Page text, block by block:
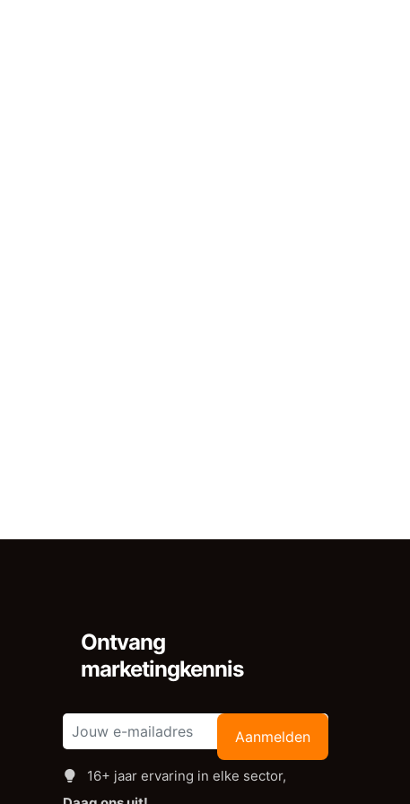
Ontvang
marketingkennis
Aanmelden
16+ jaar ervaring in elke sector,